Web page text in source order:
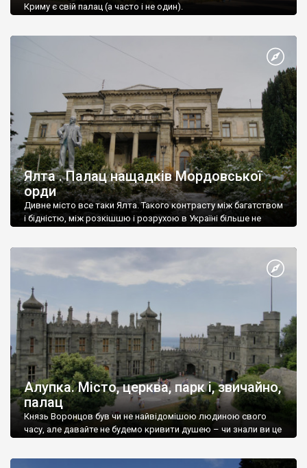
Криму є свій палац (а часто і не один).
Ялта . Палац нащадків Мордовської
орди
Дивне місто все таки Ялта. Такого контрасту між багатством
і бідністю, між розкішшю і розрухою в Україні більше не
Алупка. Місто, церква, парк і, звичайно,
палац
Князь Воронцов був чи не найвідомішою людиною свого
часу, але давайте не будемо кривити душею – чи знали ви це